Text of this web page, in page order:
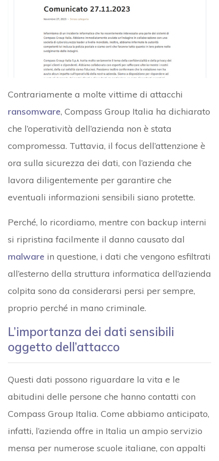
Contrariamente a molte vittime di attacchi
ransomware, Compass Group Italia ha dichiarato
che l’operatività dell’azienda non è stata
compromessa. Tuttavia, il focus dell’attenzione è
ora sulla sicurezza dei dati, con l’azienda che
lavora diligentemente per garantire che
eventuali informazioni sensibili siano protette.
Perché, lo ricordiamo, mentre con backup interni
si ripristina facilmente il danno causato dal
malware in questione, i dati che vengono esfiltrati
all’esterno della struttura informatica dell’azienda
colpita sono da considerarsi persi per sempre,
proprio perché in mano criminale.
L’importanza dei dati sensibili
oggetto dell’attacco
Questi dati possono riguardare la vita e le
abitudini delle persone che hanno contatti con
Compass Group Italia. Come abbiamo anticipato,
infatti, l’azienda offre in Italia un ampio servizio
mensa per numerose scuole italiane, con appalti